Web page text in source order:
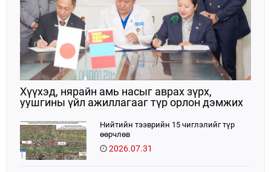
Хүүхэд, нярайн амь насыг аврах зүрх,
уушгины үйл ажиллагааг түр орлон дэмжих
Нийтийн тээврийн 15 чиглэлийг түр
өөрчлөв
2026.07.31